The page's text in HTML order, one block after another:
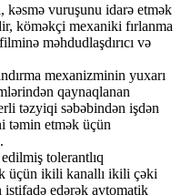
kəsmə vuruşunu idarə etmək
köməkçi mexaniki fırlanma
məhdudlaşdırıcı və
mexanizminin yuxarı
qaynaqlanan
təzyiqi səbəbindən işdən
təmin etmək üçün
tolerantlıq
üçün ikili kanallı ikili çəki
istifadə edərək avtomatik